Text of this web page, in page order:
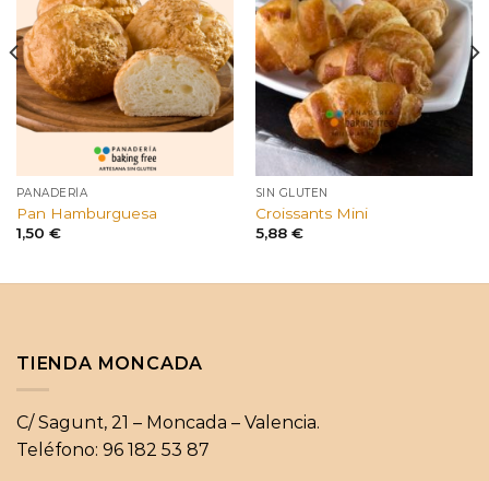
PANADERÍA
Pan Hamburguesa
1,50 €
SIN GLUTEN
Croissants Mini
5,88 €
TIENDA MONCADA
C/ Sagunt, 21 – Moncada – Valencia.
Teléfono: 96 182 53 87